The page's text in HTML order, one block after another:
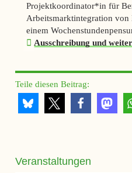
Projektkoordinator*in für
Arbeitsmarktintegration
einem
Ausschreibung und
Teile diesen Beitrag:
Veranstaltungen